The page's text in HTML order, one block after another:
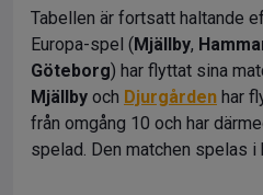
Tabellen är fortsatt haltande
Europa-spel ( Mjällby,
Göteborg) har flyttat sina
Mjällby och Djurgården har
från omgång 10 och har
spelad. Den matchen spelas i